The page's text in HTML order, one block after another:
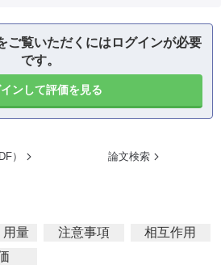
ご覧いただくにはログインが必要
です。
ンして評価を見る
） 論文検索
用量 注意事項
相互作用